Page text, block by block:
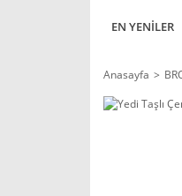
EN YENİLER
Anasayfa